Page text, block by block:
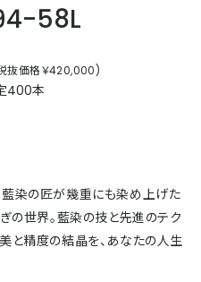
58L
抜価格￥420,000)
400本
染の匠が幾重にも染め上げた
の世界。藍染の技と先進のテク
と精度の結晶を、あなたの人生